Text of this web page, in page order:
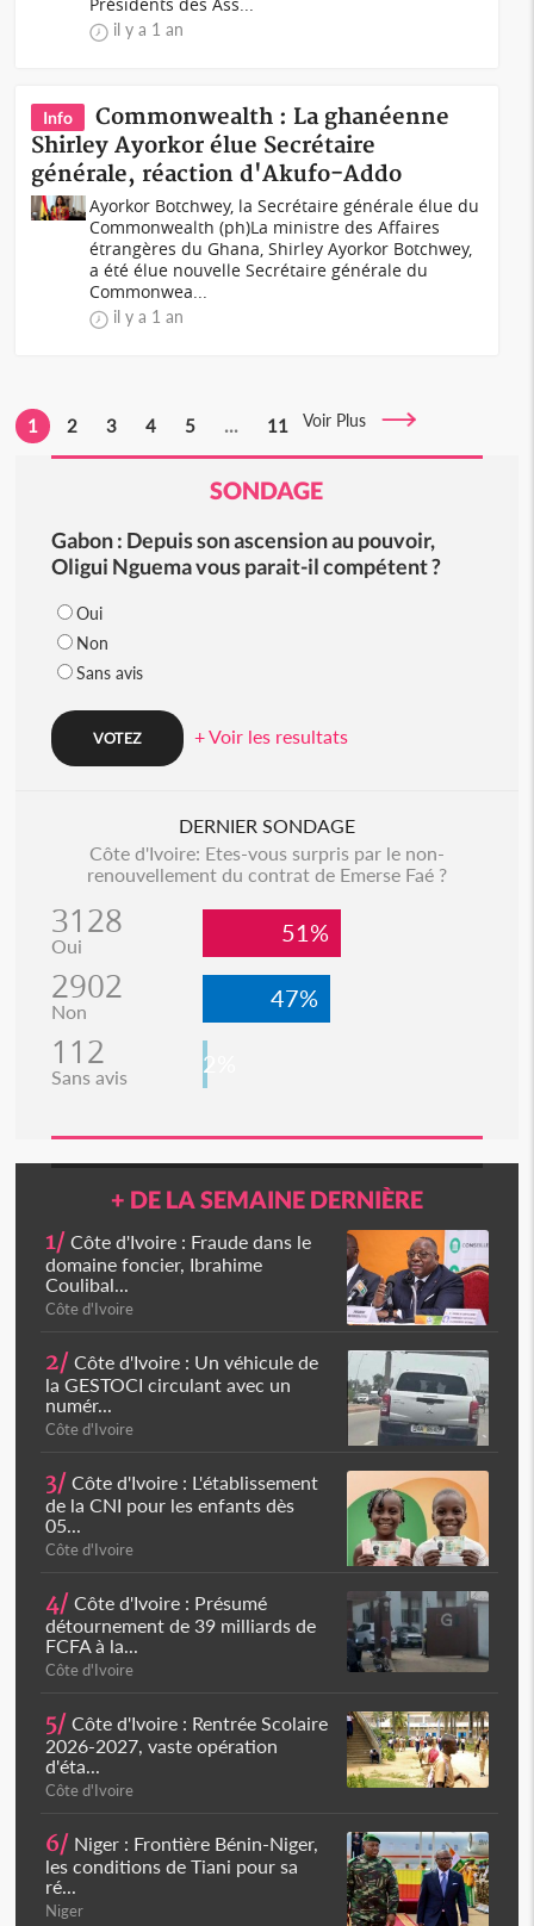
il y a 1 an
Info
Commonwealth : La ghanéenne
Shirley Ayorkor élue Secrétaire
générale, réaction d'Akufo-Addo
Ayorkor Botchwey, la Secrétaire générale élue du
Commonwealth (ph)La ministre des Affaires
étrangères du Ghana, Shirley Ayorkor Botchwey,
a été élue nouvelle Secrétaire générale du
Commonwea...
il y a 1 an
1 2 3 4 5 ... 11 Voir Plus
SONDAGE
Gabon : Depuis son ascension au pouvoir,
Oligui Nguema vous parait-il compétent ?
Oui
Non
Sans avis
+ Voir les resultats
DERNIER SONDAGE
Côte d'Ivoire: Etes-vous surpris par le non-
renouvellement du contrat de Emerse Faé ?
3128
Oui 51%
2902
Non 47%
112
Sans avis 2%
+ DE LA SEMAINE DERNIÈRE
1/ Côte d'Ivoire : Fraude dans le
domaine foncier, Ibrahime
Coulibal...
Côte d'Ivoire
2/ Côte d'Ivoire : Un véhicule de
la GESTOCI circulant avec un
numér...
Côte d'Ivoire
3/ Côte d'Ivoire : L'établissement
de la CNI pour les enfants dès
05...
Côte d'Ivoire
4/ Côte d'Ivoire : Présumé
détournement de 39 milliards de
FCFA à la...
Côte d'Ivoire
5/ Côte d'Ivoire : Rentrée Scolaire
2026-2027, vaste opération
d'éta...
Côte d'Ivoire
6/ Niger : Frontière Bénin-Niger,
les conditions de Tiani pour sa
ré...
Niger